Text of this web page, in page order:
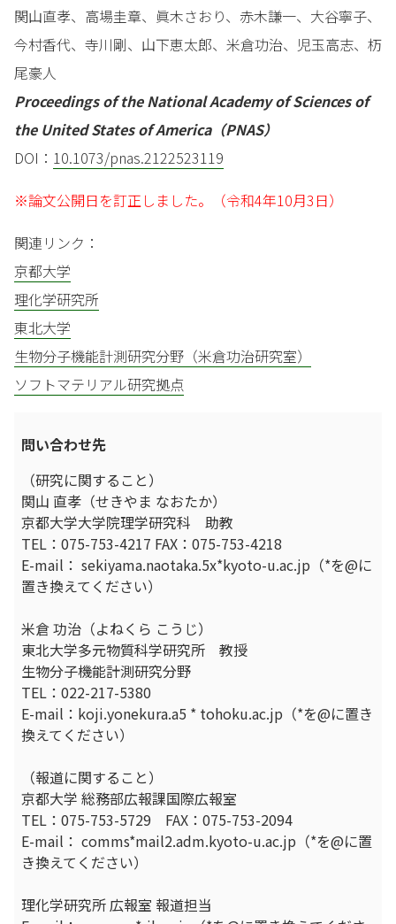
関山直孝、高場圭章、眞木さおり、赤木謙一、大谷寧子、
今村香代、寺川剛、山下恵太郎、米倉功治、児玉高志、杤
尾豪人
Proceedings of the National Academy of Sciences of
the United States of America（PNAS）
DOI： 10.1073/pnas.2122523119
※論文公開日を訂正しました。（令和4年10月3日）
関連リンク：
京都大学
理化学研究所
東北大学
生物分子機能計測研究分野（米倉功治研究室）
ソフトマテリアル研究拠点
問い合わせ先
（研究に関すること）
関山 直孝（せきやま なおたか）
京都大学大学院理学研究科 助教
TEL：075-753-4217 FAX：075-753-4218
E-mail： sekiyama.naotaka.5x*kyoto-u.ac.jp（*を@に
置き換えてください）
米倉 功治（よねくら こうじ）
東北大学多元物質科学研究所 教授
生物分子機能計測研究分野
TEL：022-217-5380
E-mail：koji.yonekura.a5 * tohoku.ac.jp（*を@に置き
換えてください）
（報道に関すること）
京都大学 総務部広報課国際広報室
TEL：075-753-5729 FAX：075-753-2094
E-mail： comms*mail2.adm.kyoto-u.ac.jp（*を@に置
き換えてください）
理化学研究所 広報室 報道担当